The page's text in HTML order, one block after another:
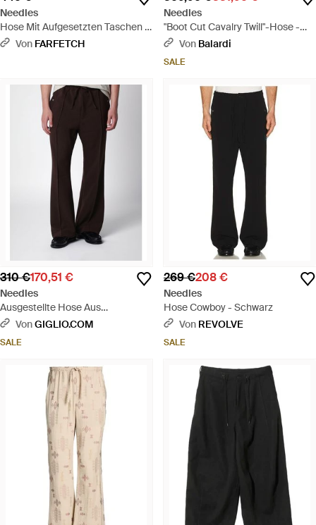
Needles
Hose Mit Aufgesetzten Taschen -
GrünVon FARFETCH
Needles
"Boot Cut Cavalry Twill"-Hose -
GrauVon Balardi
SALE
310 €170,51 €
Needles
Ausgestellte Hose Aus
Technischem Stretch-Gewebe
VonGIGLIO.COM
SALE
269 €208 €
Needles
Hose Cowboy - Schwarz
Von REVOLVE
SALE